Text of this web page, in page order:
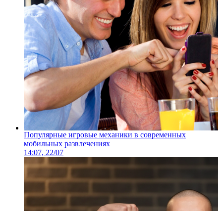
Популярные игровые механики в современных
мобильных развлечениях
14:07, 22/07